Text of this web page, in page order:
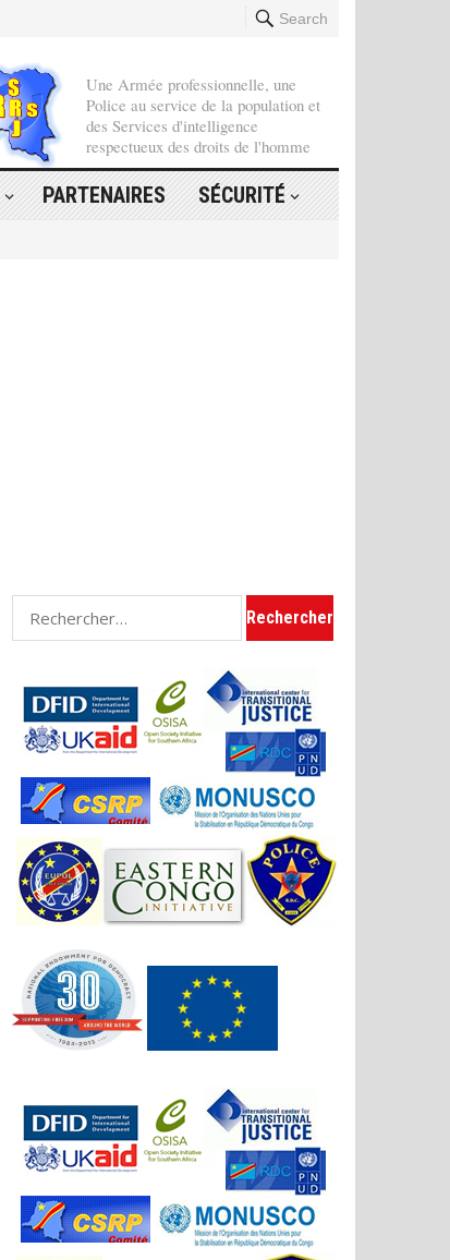
Search
Une Armée professionnelle, une
Police au service de la population et
des Services d'intelligence
respectueux des droits de l'homme
PARTENAIRES SÉCURITÉ
Rechercher :